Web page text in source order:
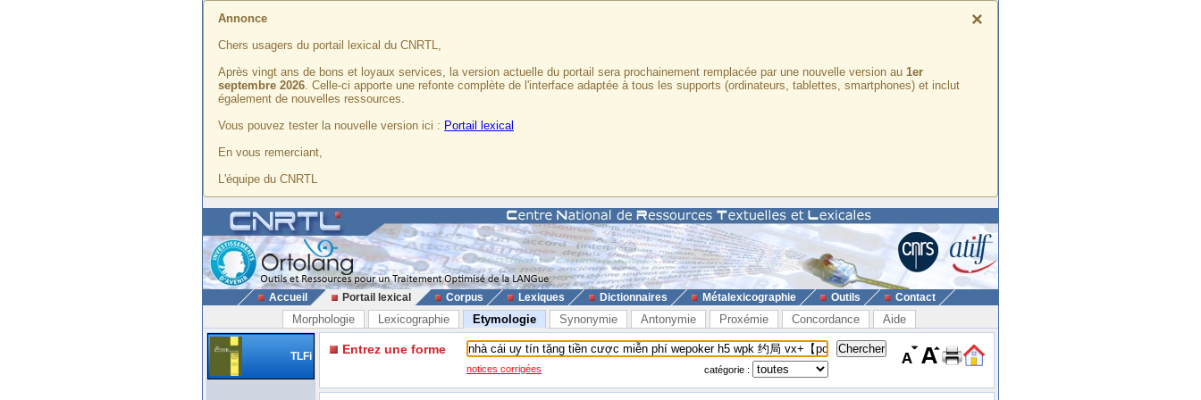
×
Annonce
Chers usagers du portail lexical du CNRTL,
Après vingt ans de bons et loyaux services, la version actuelle du portail sera prochainement remplacée par une nouvelle version au 1er
septembre 2026. Celle-ci apporte une refonte complète de l'interface adaptée à tous les supports (ordinateurs, tablettes, smartphones) et inclut
également de nouvelles ressources.
Vous pouvez tester la nouvelle version ici : Portail lexical
En vous remerciant,
L'équipe du CNRTL
Accueil Portail lexical Corpus Lexiques Dictionnaires Métalexicographie Outils Contact
Morphologie Lexicographie Etymologie Synonymie Antonymie Proxémie Concordance Aide
TLFi Entrez une forme
notices corrigées catégorie :